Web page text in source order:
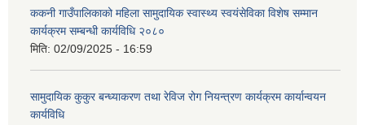
ककनी गाउँपालिकाको महिला सामुदायिक स्वास्थ्य स्वयंसेविका विशेष सम्मान
कार्यक्रम सम्बन्धी कार्यविधि २०८०
मिति: 02/09/2025 - 16:59
सामुदायिक कुकुर बन्ध्याकरण तथा रेविज रोग नियन्त्रण कार्यक्रम कार्यान्वयन
कार्यविधि